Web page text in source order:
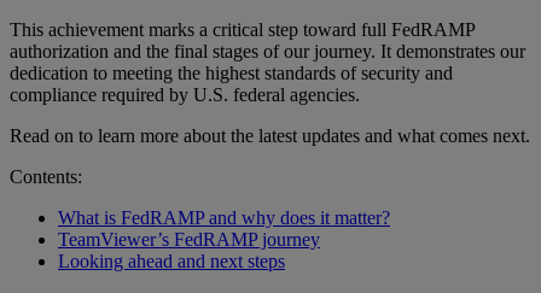
This achievement marks a critical step toward full FedRAMP
authorization and the final stages of our journey. It demonstrates our
dedication to meeting the highest standards of security and
compliance required by U.S. federal agencies.
Read on to learn more about the latest updates and what comes next.
Contents:
What is FedRAMP and why does it matter?
TeamViewer’s FedRAMP journey
Looking ahead and next steps